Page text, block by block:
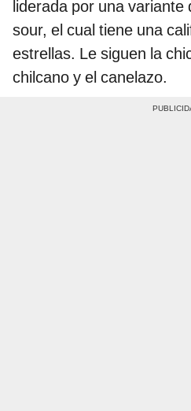
liderada por una
sour, el cual tiene una
estrellas. Le siguen la
chilcano y el canelazo.